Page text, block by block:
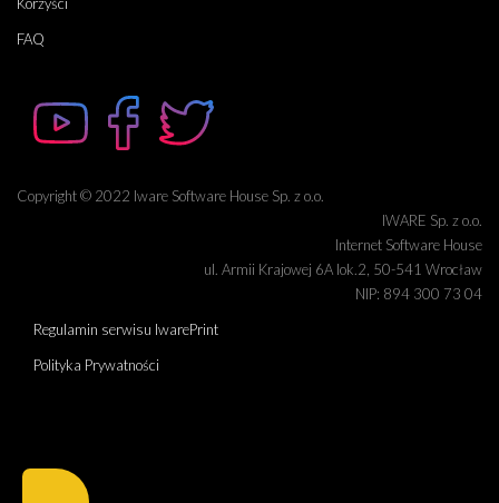
FAQ
Copyright © 2022 Iware Software House Sp. z o.o.
IWARE Sp. z o.o.
Internet Software House
ul. Armii Krajowej 6A lok.2, 50-541 Wrocław
NIP: 894 300 73 04
Regulamin serwisu IwarePrint
Polityka Prywatności